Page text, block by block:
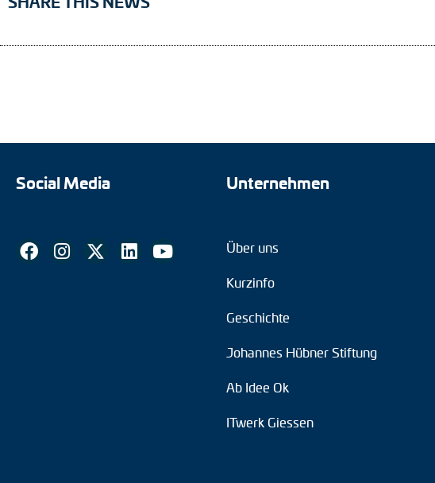
Social Media Unternehmen
Über uns
Kurzinfo
Geschichte
Johannes Hübner Stiftung
Ab Idee Ok
ITwerk Giessen